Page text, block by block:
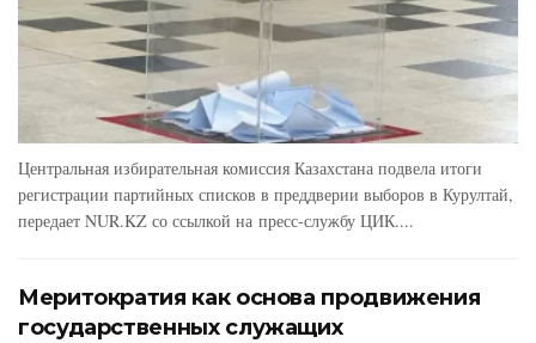
Центральная избирательная комиссия Казахстана подвела итоги
регистрации партийных списков в преддверии выборов в Курултай,
передает NUR.KZ со ссылкой на пресс-службу ЦИК....
Меритократия как основа продвижения
государственных служащих